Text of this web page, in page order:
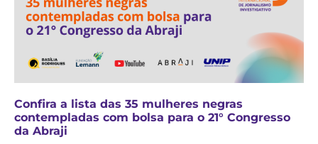
Confira a lista das 35 mulheres negras
contempladas com bolsa para o 21° Congresso
da Abraji